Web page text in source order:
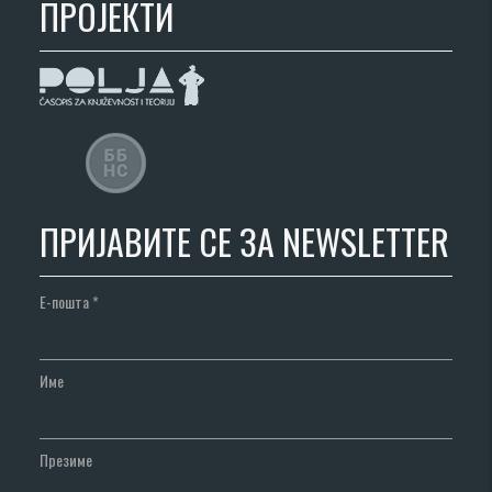
ПРОЈЕКТИ
ПРИЈАВИТЕ СЕ ЗА NEWSLETTER
Е-пошта*
Име
Презиме